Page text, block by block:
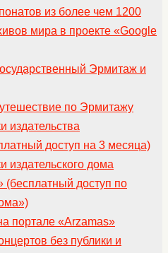
из более чем 1200
мира в проекте «Google
Эрмитаж и
по Эрмитажу
издательства
доступ на 3 месяца)
издательского дома
(бесплатный доступ по
портале «Аrzamas»
без публики и